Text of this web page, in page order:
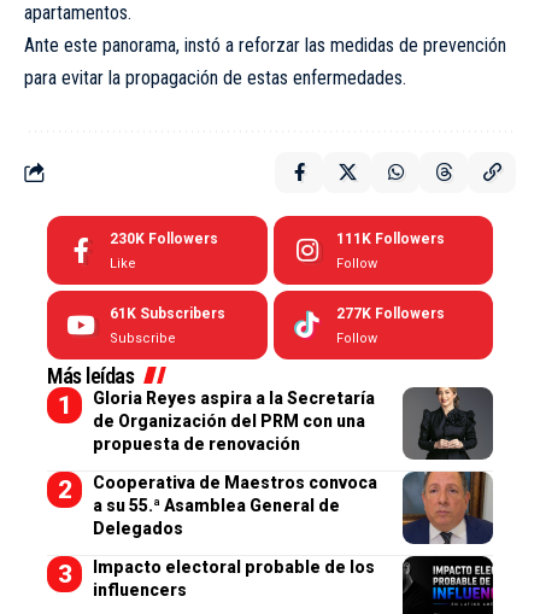
apartamentos.
Ante este panorama, instó a reforzar las medidas de prevención
para evitar la propagación de estas enfermedades.
230K Followers
Like
111K Followers
Follow
61K Subscribers
Subscribe
277K Followers
Follow
Más leídas
Gloria Reyes aspira a la Secretaría
de Organización del PRM con una
propuesta de renovación
Cooperativa de Maestros convoca
a su 55.ª Asamblea General de
Delegados
Impacto electoral probable de los
influencers